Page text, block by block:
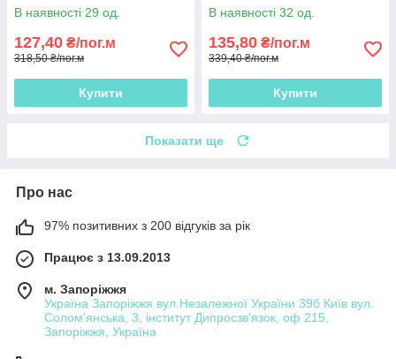
В наявності 29 од.
127,40 ₴/пог.м
318,50 ₴/пог.м
Купити
В наявності 32 од.
135,80 ₴/пог.м
339,40 ₴/пог.м
Купити
Показати ще
Про нас
97% позитивних з 200 відгуків за рік
Працює з 13.09.2013
м. Запоріжжя
Україна Запоріжжя вул.Незалежної України 39б Київ вул.
Солом'янська, 3, інститут Дипросзв'язок, оф 215,
Запоріжжя, Україна